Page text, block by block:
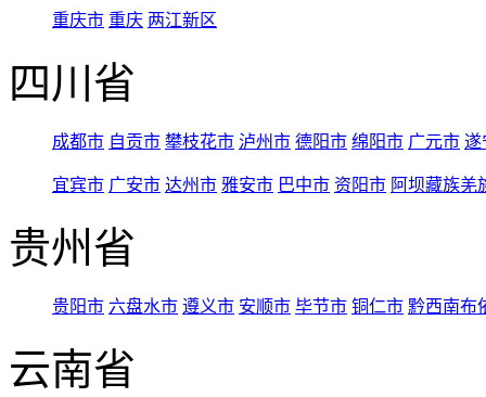
重庆市 重庆 两江新区
四川省
成都市 自贡市 攀枝花市 泸州市 德阳市 绵阳市 广元市 遂
宜宾市 广安市 达州市 雅安市 巴中市 资阳市 阿坝藏族羌
贵州省
贵阳市 六盘水市 遵义市 安顺市 毕节市 铜仁市 黔西南布
云南省